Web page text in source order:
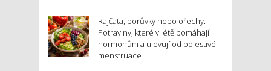
Rajčata, borůvky nebo ořechy.
Potraviny, které v létě pomáhají
hormonům a ulevují od bolestivé
menstruace